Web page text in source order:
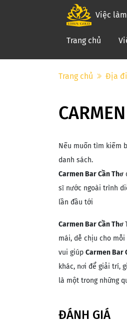
Việc
Trang chủ
Trang chủ Địa
Nếu muốn tìm kiếm
danh sách.
Carmen Bar Cần Thơ
sĩ nước ngoài trình
lần đầu tới
Carmen Bar Cần Thơ
mái, dễ chịu cho
vui giúp Carmen Bar
khác, nơi để giải trí,
là một trong những
ĐÁNH GIÁ